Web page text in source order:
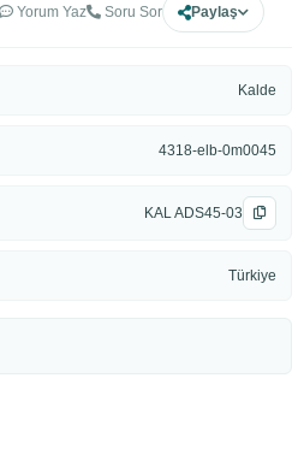
Yorum Yaz Soru Sor Paylaş
Kalde
4318-elb-0m0045
KAL ADS45-03
Türkiye